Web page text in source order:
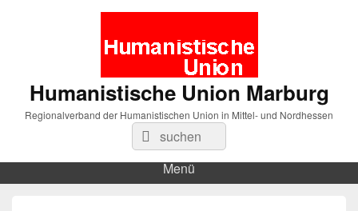
Humanistische Union Marburg
Regionalverband der Humanistischen Union in Mittel- und Nordhessen
Suche
nach:
Suchen
Menü